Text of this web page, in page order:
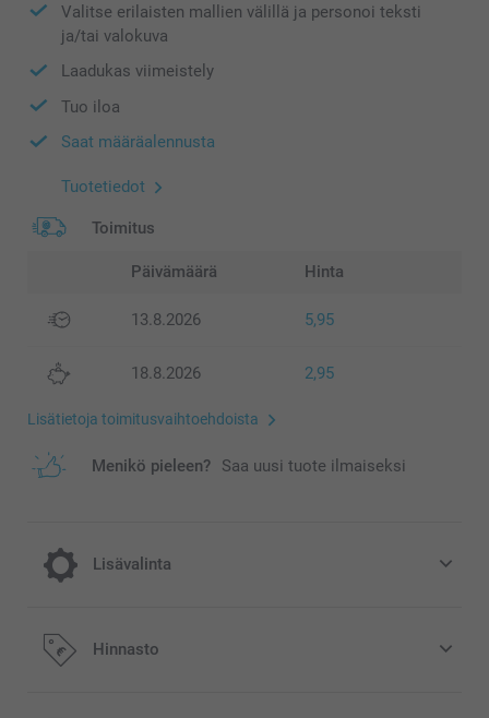
Valitse erilaisten mallien välillä ja personoi teksti
ja/tai valokuva
Laadukas viimeistely
Tuo iloa
Saat määräalennusta
Tuotetiedot
Toimitus
Päivämäärä Hinta
13.8.2026 5,95
18.8.2026 2,95
Lisätietoja toimitusvaihtoehdoista
Menikö pieleen? Saa uusi tuote ilmaiseksi
Lisävalinta
Tee Pienestä pakettikortistasi juhlava tai
modernin tyylikäs valitsemalla säteilevä tai
Hinnasto